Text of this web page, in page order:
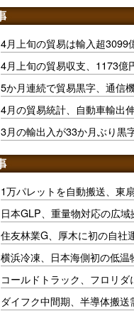
4月上旬の貿易は輸入超3099
4月上旬の貿易収支、1173億
5か月連続で貿易黒字、通信
4月の貿易統計、自動車輸出
3月の輸出入が33か月ぶり黒
1万パレットを自動搬送、東
日本GLP、重量物対応の広
住友林業G、厚木に初の自社
横浜冷凍、日本海側初の低温
コールドトラック、フロリダ
ダイフク中間期、半導体搬